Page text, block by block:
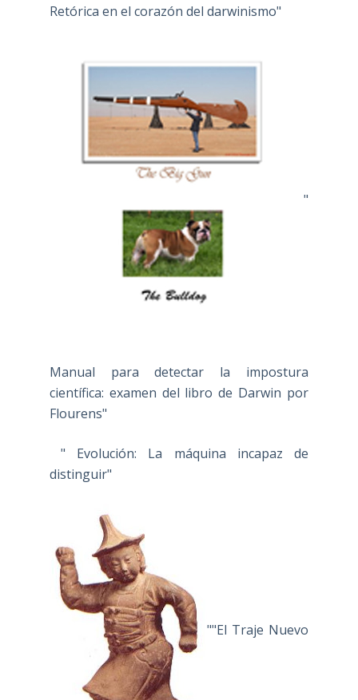
Retórica en el corazón del darwinismo"
"
Manual para detectar la impostura
científica: examen del libro de Darwin por
Flourens"
" Evolución: La máquina incapaz de
distinguir"
""El Traje Nuevo